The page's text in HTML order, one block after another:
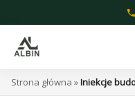
do
treści
Strona główna »Iniekcje